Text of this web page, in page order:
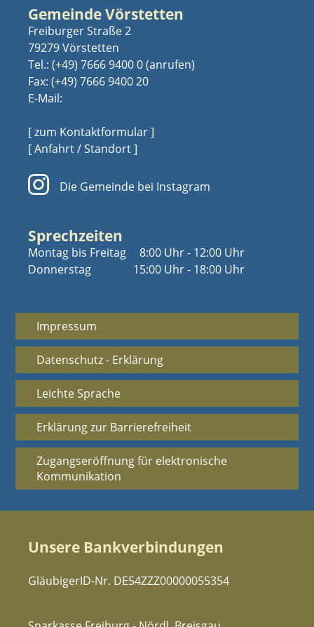
Gemeinde Vörstetten
Freiburger Straße 2
79279 Vörstetten
Tel.: (+49) 7666 9400 0
Fax: (+49) 7666 9400 20
E-Mail:
[ zum Kontaktformular ]
[ Anfahrt / Standort ]
Die Gemeinde bei Instagram
Sprechzeiten
Montag bis Freitag
Donnerstag
8:00 Uhr - 12:00 Uhr
15:00 Uhr - 18:00 Uhr
Impressum
Datenschutz - Erklärung
Leichte Sprache
Erklärung zur Barrierefreiheit
Zugangseröffnung für elektronische
Kommunikation
Unsere Bankverbindungen
GläubigerID-Nr. DE54ZZZ00000055354